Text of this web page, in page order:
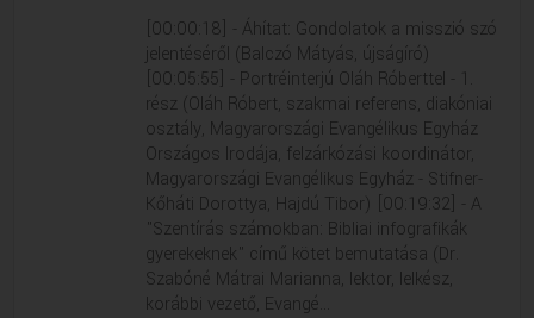
[00:00:18] - Áhítat: Gondolatok a misszió szó
jelentéséről (Balczó Mátyás, újságíró)
[00:05:55] - Portréinterjú Oláh Róberttel - 1.
rész (Oláh Róbert, szakmai referens, diakóniai
osztály, Magyarországi Evangélikus Egyház
Országos Irodája, felzárkózási koordinátor,
Magyarországi Evangélikus Egyház - Stifner-
Kőháti Dorottya, Hajdú Tibor) [00:19:32] - A
"Szentírás számokban: Bibliai infografikák
gyerekeknek" című kötet bemutatása (Dr.
Szabóné Mátrai Marianna, lektor, lelkész,
korábbi vezető, Evangé...